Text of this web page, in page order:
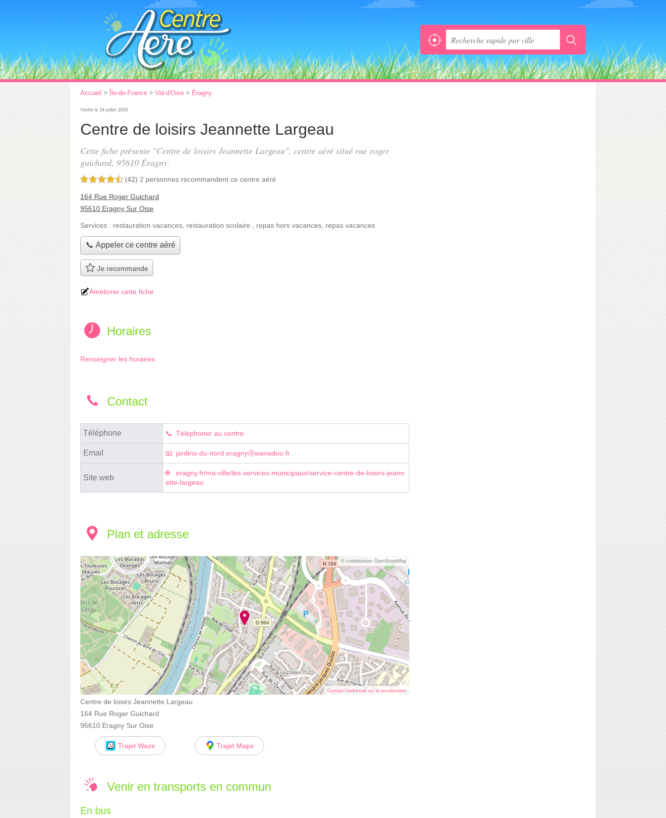
Accueil > Île-de-France > Val-d'Oise > Éragny
Vérifié le 24 juillet 2026
Centre de loisirs Jeannette Largeau
Cette fiche présente "Centre de loisirs Jeannette Largeau", centre aéré situé rue roger
guichard, 95610 Éragny.
4,5 étoiles sur 5 (42) 2 personnes recommandent ce centre aéré.
164 Rue Roger Guichard
95610 Eragny Sur Oise
Services : restauration vacances restauration scolaire repas hors vacances repas vacances
📞 Appeler ce centre aéré
Je recommande
Améliorer cette fiche
Horaires
Renseigner les horaires
Contact
Téléphone Téléphoner au centre
Email jardins-du-nord.eragnyⓐwanadoo.fr
Site web
eragny.fr/ma-ville/les-services-municipaux/service-centre-de-loisirs-jeann
ette-largeau
Plan et adresse
© contributeurs OpenStreetMap
Corriger l’adresse ou la localisation
Centre de loisirs Jeannette Largeau
164 Rue Roger Guichard
95610 Eragny Sur Oise
Trajet Waze Trajet Maps
Venir en transports en commun
En bus